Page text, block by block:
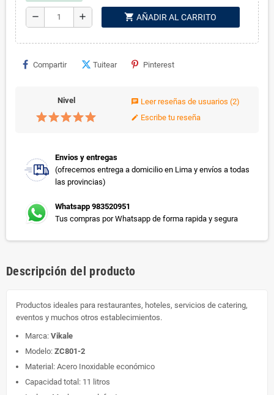
remove add shopping_cart AÑADIR AL CARRITO
Compartir Tuitear Pinterest
Nivel chat Leer reseñas de usuarios (2)
edit Escribe tu reseña
Envios y entregas
(ofrecemos entrega a domicilio en Lima y envíos a todas
las provincias)
Whatsapp 983520951
Tus compras por Whatsapp de forma rapida y segura
Descripción del producto
Productos ideales para restaurantes, hoteles, servicios de catering,
eventos y muchos otros establecimientos.
Marca: Vikale
Modelo: ZC801-2
Material: Acero Inoxidable económico
Capacidad total: 11 litros